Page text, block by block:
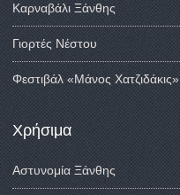
Καρναβάλι Ξάνθης
Γιορτές Νέστου
Φεστιβάλ «Μάνος Χατζιδάκις»
Χρήσιμα
Αστυνομία Ξάνθης